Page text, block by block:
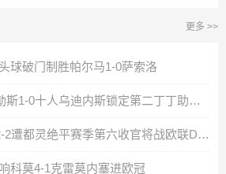
更多 >>
球破门制胜帕尔马1-0萨索洛
赛季收官！那不勒斯1-0十人乌迪内斯锁定第二丁丁助攻霍伊伦制胜
无缘欧冠！尤文2-2遭都灵绝平赛季第六收官将战欧联DV9双响
科莫4-1克雷莫内塞进欧冠